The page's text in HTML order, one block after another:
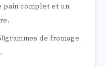
pain complet et un
de fromage